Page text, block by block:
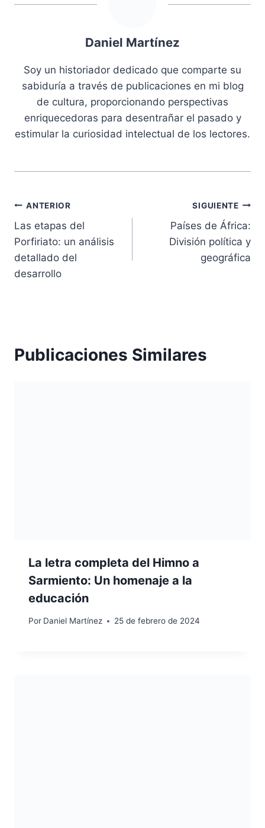
Daniel Martínez
Soy un historiador dedicado que comparte su
sabiduría a través de publicaciones en mi blog
de cultura, proporcionando perspectivas
enriquecedoras para desentrañar el pasado y
estimular la curiosidad intelectual de los lectores.
Navegación
de
entradas
ANTERIOR
Las etapas del
Porfiriato: un análisis
detallado del
desarrollo
SIGUIENTE
Países de África:
División política y
geográfica
Publicaciones Similares
La letra completa del Himno a
Sarmiento: Un homenaje a la
educación
Por Daniel Martínez 25 de febrero de 2024